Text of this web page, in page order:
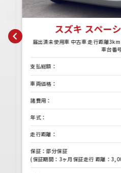
スズキ スペー
届出済未使用車 中古車 走行距離
車台番
支払総額：
車両価格：
諸費用：
年式：
走行距離：
保証：部分保証
(保証期間：3ヶ月保証走行 距離：